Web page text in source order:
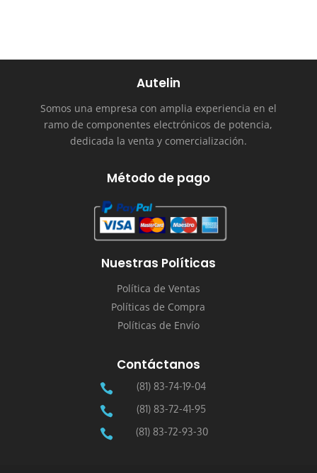
Autelin
Somos una empresa con amplia experiencia en el
ramo de componentes electrónicos de potencia,
dedicada la venta y comercialización.
Método de pago
Nuestras Políticas
Política de Ventas
Políticas de Compra
Políticas de Envío
Contáctanos
 (81) 83-74-19-04
 (81) 83-72-41-95
 (81) 83-72-93-30